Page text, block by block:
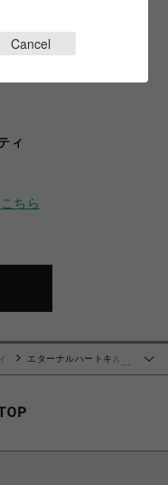
ィ
こちら
…
エターナルハートキルト
Cancel